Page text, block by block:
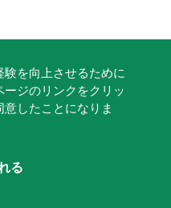
いて
伴い、10/12（土）は事
す。
りご利用いただけますの
を向上させるために
ジのリンクをクリッ
したことになりま
る